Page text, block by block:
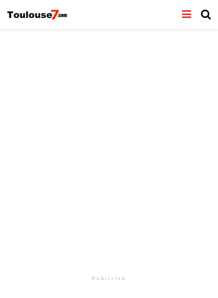
Publicité